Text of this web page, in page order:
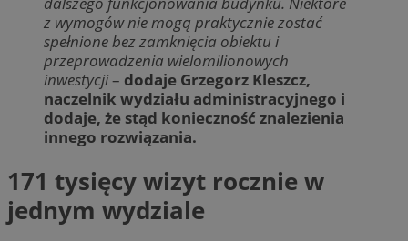
z wymogów nie mogą praktycznie zostać
spełnione bez zamknięcia obiektu i
przeprowadzenia wielomilionowych
inwestycji– dodaje Grzegorz Kleszcz,
naczelnik wydziału administracyjnego i
dodaje, że stąd konieczność znalezienia
innego rozwiązania.
171 tysięcy wizyt rocznie w
jednym wydziale